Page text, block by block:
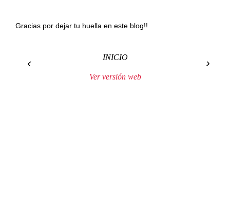
Gracias por dejar tu huella en este blog!!
‹ ›
INICIO
Ver versión web